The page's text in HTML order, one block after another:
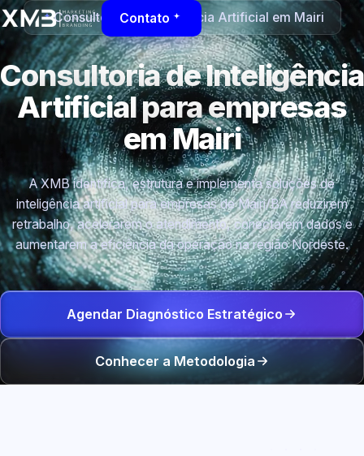
Contato
Consultoria de Inteligência Artificial em Mairi
Consultoria de Inteligência
Artificial para empresas
em Mairi
A XMB identifica, estrutura e implementa soluções de
inteligência artificial para empresas de Mairi/BA reduzirem
retrabalho, acelerarem o atendimento, conectarem dados e
aumentarem a eficiência da operação na região Nordeste.
Agendar Diagnóstico Estratégico
Conhecer a Metodologia